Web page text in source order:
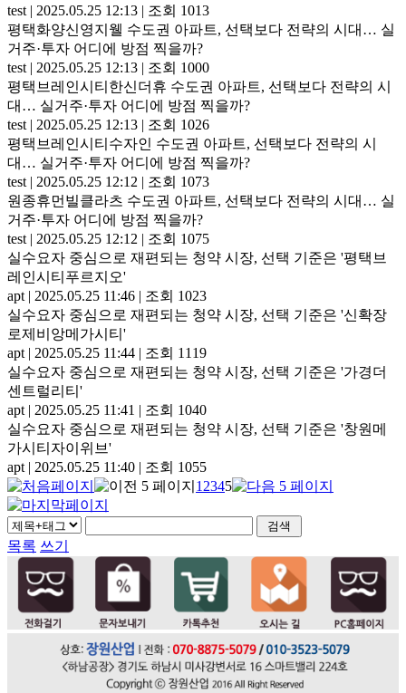
test | 2025.05.25 12:13 | 조회 1013
평택화양신영지웰 수도권 아파트, 선택보다 전략의 시대… 실
거주·투자 어디에 방점 찍을까?
test | 2025.05.25 12:13 | 조회 1000
평택브레인시티한신더휴 수도권 아파트, 선택보다 전략의 시
대… 실거주·투자 어디에 방점 찍을까?
test | 2025.05.25 12:13 | 조회 1026
평택브레인시티수자인 수도권 아파트, 선택보다 전략의 시
대… 실거주·투자 어디에 방점 찍을까?
test | 2025.05.25 12:12 | 조회 1073
원종휴먼빌클라츠 수도권 아파트, 선택보다 전략의 시대… 실
거주·투자 어디에 방점 찍을까?
test | 2025.05.25 12:12 | 조회 1075
실수요자 중심으로 재편되는 청약 시장, 선택 기준은 '평택브
레인시티푸르지오'
apt | 2025.05.25 11:46 | 조회 1023
실수요자 중심으로 재편되는 청약 시장, 선택 기준은 '신확장
로제비앙메가시티'
apt | 2025.05.25 11:44 | 조회 1119
실수요자 중심으로 재편되는 청약 시장, 선택 기준은 '가경더
센트럴리티'
apt | 2025.05.25 11:41 | 조회 1040
실수요자 중심으로 재편되는 청약 시장, 선택 기준은 '창원메
가시티자이위브'
apt | 2025.05.25 11:40 | 조회 1055
1 2345
목록 쓰기